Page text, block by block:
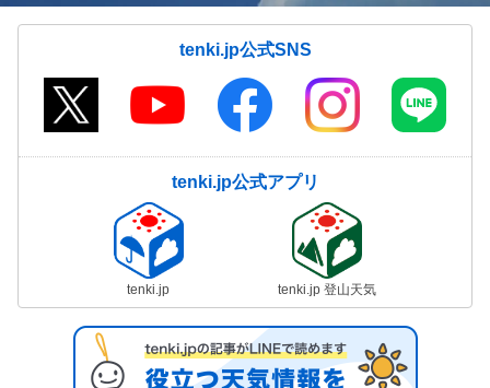
tenki.jp公式SNS
tenki.jp公式アプリ
tenki.jp tenki.jp 登山天気